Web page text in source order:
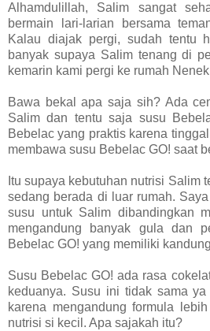
Alhamdulillah, Salim sangat
bermain lari-larian bersama
Kalau diajak pergi, sudah tentu
banyak supaya Salim tenang di
kemarin kami pergi ke rumah
Bawa bekal apa saja sih? Ada
Salim dan tentu saja susu
Bebelac yang praktis karena
membawa susu Bebelac GO! saat
Itu supaya kebutuhan nutrisi Salim
sedang berada di luar rumah.
susu untuk Salim dibandingkan
mengandung banyak gula dan
Bebelac GO! yang memiliki
Susu Bebelac GO! ada rasa
keduanya. Susu ini tidak sama
karena mengandung formula
nutrisi si kecil. Apa sajakah itu?